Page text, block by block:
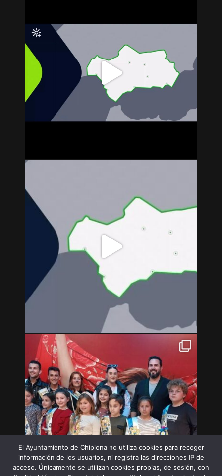
El Ayuntamiento de Chipiona no utiliza cookies para recoger
información de los usuarios, ni registra las direcciones IP de
acceso. Únicamente se utilizan cookies propias, de sesión, con